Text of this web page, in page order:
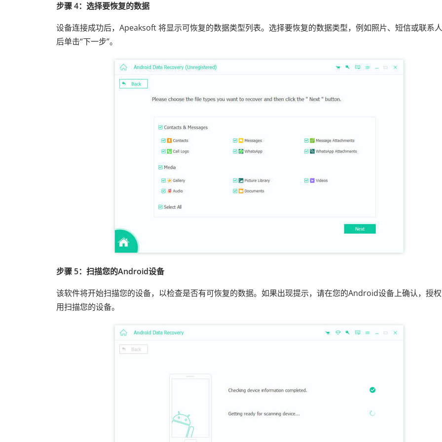
步骤 4：选择要恢复的数据
设备连接成功后，Apeaksoft 将显示可恢复的数据类型列表。选择要恢复的数据类型，例如照片、短信或联系
后单击“下一步”。
步骤 5：扫描您的Android设备
该软件将开始扫描您的设备，以检查是否有可恢复的数据。如果出现提示，请在您的Android设备上确认，授
用扫描您的设备。